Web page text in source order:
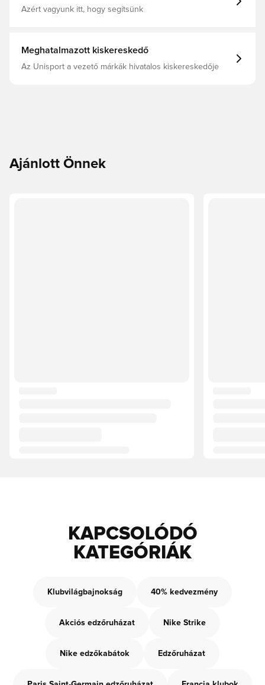
Azért vagyunk itt, hogy segítsünk
Meghatalmazott kiskereskedő
Az Unisport a vezető márkák hivatalos kiskereskedője
Ajánlott Önnek
KAPCSOLÓDÓ
KATEGÓRIÁK
Klubvilágbajnokság 40% kedvezmény
Akciós edzőruházat Nike Strike
Nike edzőkabátok Edzőruházat